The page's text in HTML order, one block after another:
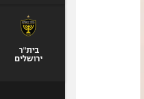
בית"ר
ירושלים